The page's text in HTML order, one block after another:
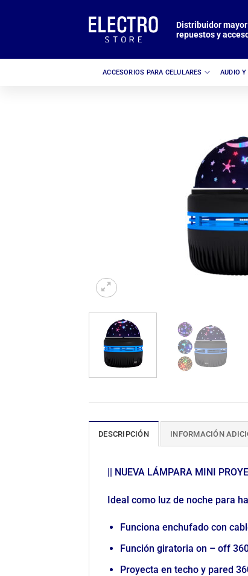
Distribuidor
repuestos y
ACCESORIOS PARA CELULARES AUDIO Y
DESCRIPCIÓN INFORMACIÓN
|| NUEVA LÁMPARA MINI
Ideal como luz de noche para
Funciona enchufado con
Función giratoria on – off
Proyecta en techo y pared